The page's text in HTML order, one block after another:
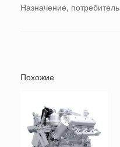
Назначение, потребитель
Похожие